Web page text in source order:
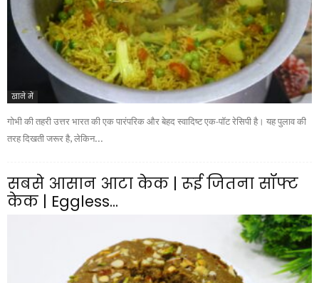
खाने में
गोभी की तहरी उत्तर भारत की एक पारंपरिक और बेहद स्वादिष्ट एक-पॉट रेसिपी है। यह पुलाव की
तरह दिखती जरूर है, लेकिन...
सबसे आसान आटा केक | रूई जितना सॉफ्ट
केक | Eggless...